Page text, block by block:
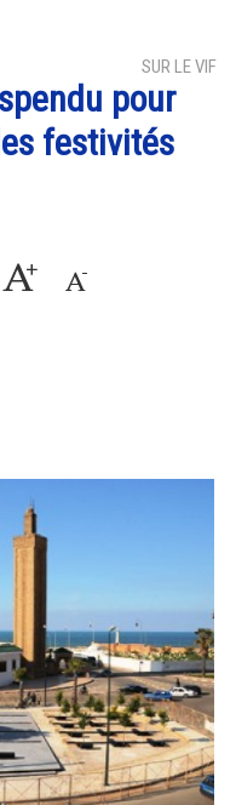
SUR LE VIF
pour
festivités